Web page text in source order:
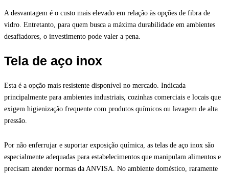
A desvantagem é o custo mais elevado em relação às opções de fibra de
vidro. Entretanto, para quem busca a máxima durabilidade em ambientes
desafiadores, o investimento pode valer a pena.
Tela de aço inox
Esta é a opção mais resistente disponível no mercado. Indicada
principalmente para ambientes industriais, cozinhas comerciais e locais que
exigem higienização frequente com produtos químicos ou lavagem de alta
pressão.
Por não enferrujar e suportar exposição química, as telas de aço inox são
especialmente adequadas para estabelecimentos que manipulam alimentos e
precisam atender normas da ANVISA. No ambiente doméstico, raramente